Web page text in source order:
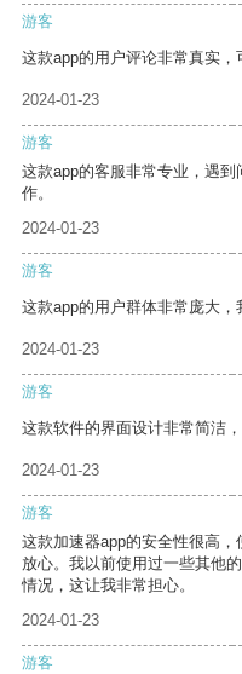
游客
这款app的用户评论非常真实，
2024-01-23
游客
这款app的客服非常专业，遇
作。
2024-01-23
游客
这款app的用户群体非常庞大，
2024-01-23
游客
这款软件的界面设计非常简洁，
2024-01-23
游客
这款加速器app的安全性很高
放心。我以前使用过一些其他
情况，这让我非常担心。
2024-01-23
游客